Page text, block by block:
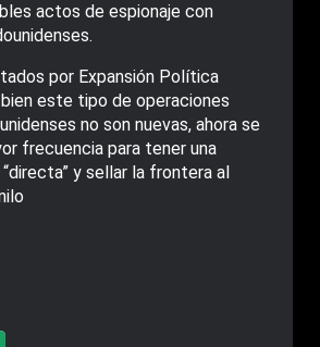
actos de espionaje con
por Expansión Política
bien este tipo de operaciones
no son nuevas, ahora se
frecuencia para tener una
y sellar la frontera al